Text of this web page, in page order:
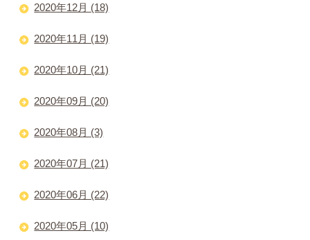
2020年12月 (18)
2020年11月 (19)
2020年10月 (21)
2020年09月 (20)
2020年08月 (3)
2020年07月 (21)
2020年06月 (22)
2020年05月 (10)